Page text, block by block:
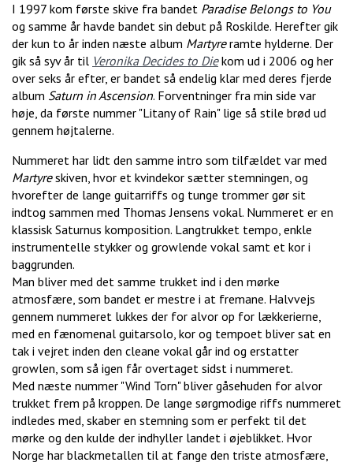
I 1997 kom første skive fra bandet Paradise Belongs to You
og samme år havde bandet sin debut på Roskilde. Herefter gik
der kun to år inden næste album Martyreramte hylderne. Der
gik så syv år til Veronika Decides to Diekom ud i 2006 og her
over seks år efter, er bandet så endelig klar med deres fjerde
album Saturn in Ascension. Forventninger fra min side var
høje, da første nummer "Litany of Rain" lige så stile brød ud
gennem højtalerne.
Nummeret har lidt den samme intro som tilfældet var med
Martyreskiven, hvor et kvindekor sætter stemningen, og
hvorefter de lange guitarriffs og tunge trommer gør sit
indtog sammen med Thomas Jensens vokal. Nummeret er en
klassisk Saturnus komposition. Langtrukket tempo, enkle
instrumentelle stykker og growlende vokal samt et kor i
baggrunden.
Man bliver med det samme trukket ind i den mørke
atmosfære, som bandet er mestre i at fremane. Halvvejs
gennem nummeret lukkes der for alvor op for lækkerierne,
med en fænomenal guitarsolo, kor og tempoet bliver sat en
tak i vejret inden den cleane vokal går ind og erstatter
growlen, som så igen får overtaget sidst i nummeret.
Med næste nummer "Wind Torn" bliver gåsehuden for alvor
trukket frem på kroppen. De lange sørgmodige riffs nummeret
indledes med, skaber en stemning som er perfekt til det
mørke og den kulde der indhyller landet i øjeblikket. Hvor
Norge har blackmetallen til at fange den triste atmosfære,